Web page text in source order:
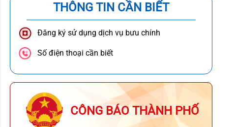
THÔNG TIN CẦN BIẾT
Đăng ký sử dụng dịch vụ bưu chính
Số điện thoại cần biết
CÔNG BÁO THÀNH PHỐ